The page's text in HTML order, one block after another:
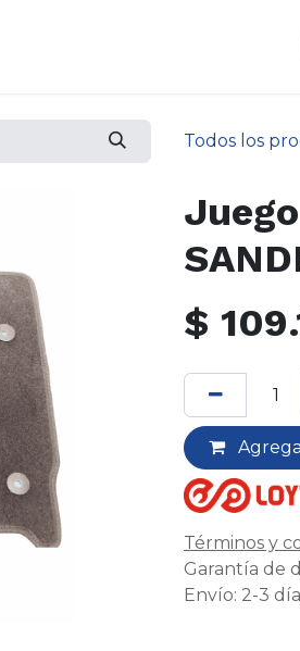
Todos los
$
Términos y
Garantía de
Envío: 2-3